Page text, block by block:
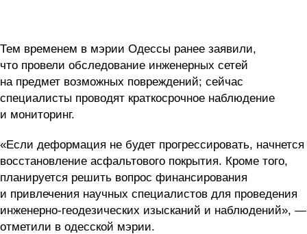
Тем временем в мэрии Одессы ранее заявили,
что провели обследование инженерных сетей
на предмет возможных повреждений; сейчас
специалисты проводят краткосрочное наблюдение
и мониторинг.
«Если деформация не будет прогрессировать, начнется
восстановление асфальтового покрытия. Кроме того,
планируется решить вопрос финансирования
и привлечения научных специалистов для проведения
инженерно-геодезических изысканий и наблюдений», —
отметили в одесской мэрии.